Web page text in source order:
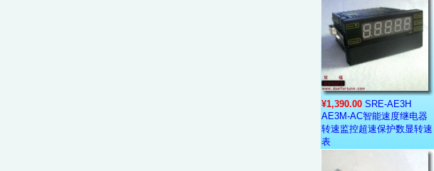
¥1,390.00 SRE-AE3H
AE3M-AC智能速度继电器
转速监控超速保护数显转速
表